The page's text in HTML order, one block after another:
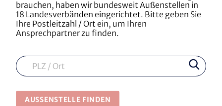
WEISSEN RING
Prominente
Unterstützer
Angebot für Gehörlose
Angebot in Leichter
Medien & Recherche
brauchen, haben wir bundesweit Außenstellen in
18 Landesverbänden eingerichtet. Bitte geben Sie
Ihre Postleitzahl / Ort ein, um Ihren
Ansprechpartner zu finden.
Suche
AUSSENSTELLE FINDEN